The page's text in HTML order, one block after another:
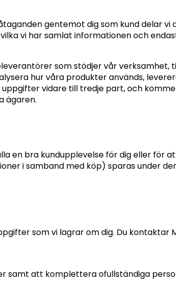
gentemot dig som kund delar
vi har samlat informationen och
som stödjer vår verksamhet,
hur våra produkter används,
vidare till tredje part, och
ägaren.
en bra kundupplevelse för dig eller för
i samband med köp) sparas under
som vi lagrar om dig. Du kontaktar
samt att komplettera ofullständiga